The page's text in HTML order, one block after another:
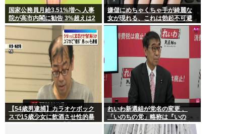
国家公務員月給3.51%増へ 人事
院が高市内閣に勧告 3%超えは2
年連続
嫌儲にめちゃくちゃ手が綺麗な
女が現れる、これは勃起不可避
【54歳男逮捕】カラオケボック
スで15歳少女に飲酒させ性的暴
れいわ新選組が党名の変更 、
「いのちの党」略称は『いの
ち』 SNSではTIM・ゴルゴ松本